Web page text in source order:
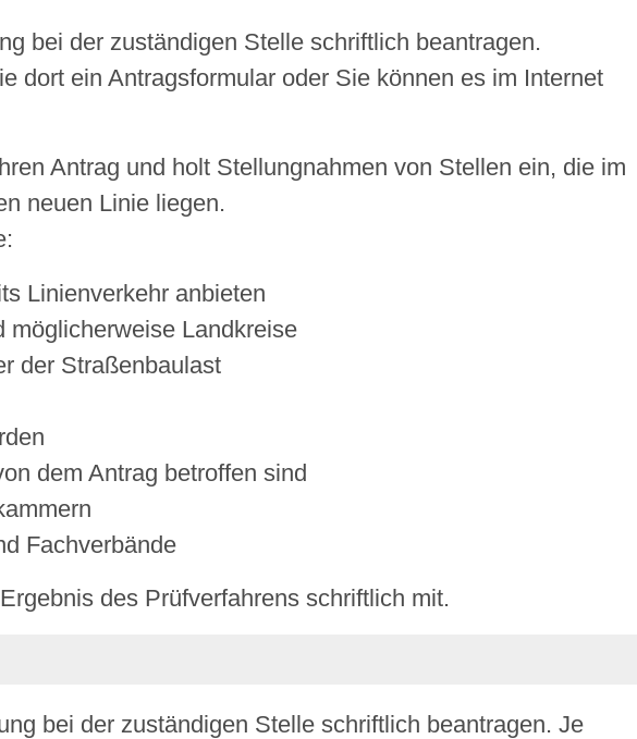
bei der zuständigen Stelle schriftlich beantragen.
dort ein Antragsformular oder Sie können es im Internet
Antrag und holt Stellungnahmen von Stellen ein, die im
neuen Linie liegen.
Linienverkehr anbieten
möglicherweise Landkreise
der Straßenbaulast
dem Antrag betroffen sind
Fachverbände
des Prüfverfahrens schriftlich mit.
bei der zuständigen Stelle schriftlich beantragen. Je